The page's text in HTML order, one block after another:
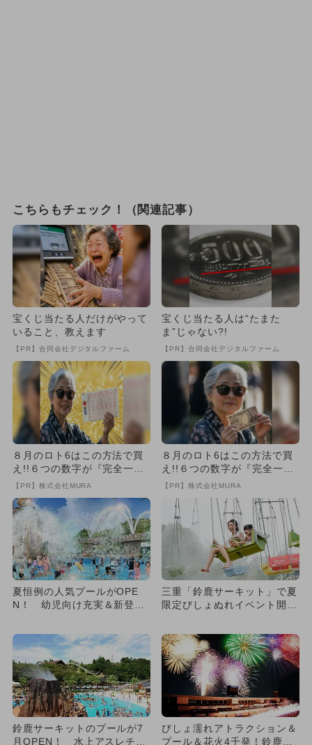
こちらもチェック！（関連記事）
宝くじ当たる人だけがやって
いること、教えます
【PR】合同会社デジタルファーム
宝くじ当たる人は“たまた
ま”じゃない?!
【PR】合同会社デジタルファーム
８月のロト6はこの方法で買
え!!６つの数字が『完全一
致』する方法
【PR】株式会社MURA
８月のロト6はこの方法で買
え!!６つの数字が『完全一
致』する方法
【PR】株式会社MURA
夏恒例の人気プールがOPE
N！ 幼児向け充実＆新登場
三重「鈴鹿サーキット」で夏
限定びしょぬれイベント開
満喫
鈴鹿サーキットのプールが7
月OPEN！ 水上アスレチッ
びしょ濡れアトラクション＆
プール＆花火4千発！鈴鹿サ